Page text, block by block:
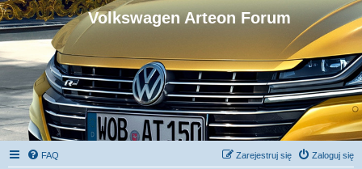
Volkswagen Arteon Forum
FAQ Zaloguj się
Zarejestruj się